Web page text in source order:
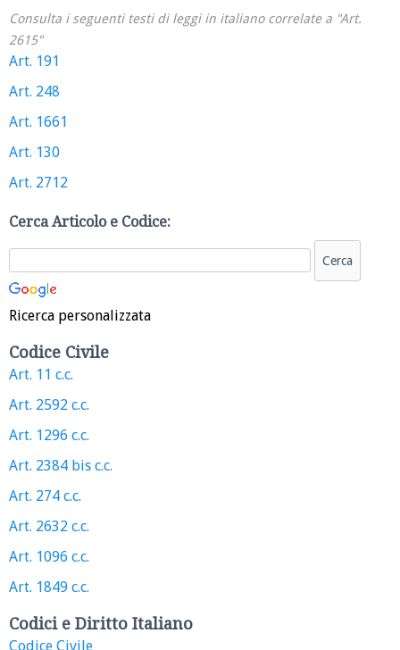
Consulta i seguenti testi di leggi in italiano correlate a "Art.
2615"
Art. 191
Art. 248
Art. 1661
Art. 130
Art. 2712
Cerca Articolo e Codice:
Ricerca personalizzata
Codice Civile
Art. 11 c.c.
Art. 2592 c.c.
Art. 1296 c.c.
Art. 2384 bis c.c.
Art. 274 c.c.
Art. 2632 c.c.
Art. 1096 c.c.
Art. 1849 c.c.
Codici e Diritto Italiano
Codice Civile